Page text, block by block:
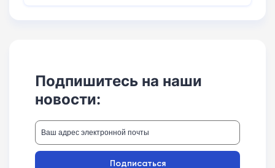
Подпишитесь на наши
новости:
Подписаться